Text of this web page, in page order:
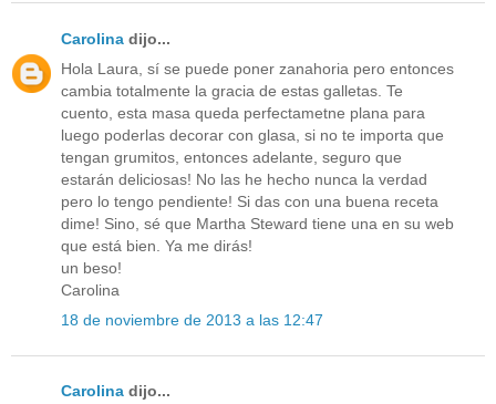
Carolina dijo...
Hola Laura, sí se puede poner zanahoria pero entonces
cambia totalmente la gracia de estas galletas. Te
cuento, esta masa queda perfectametne plana para
luego poderlas decorar con glasa, si no te importa que
tengan grumitos, entonces adelante, seguro que
estarán deliciosas! No las he hecho nunca la verdad
pero lo tengo pendiente! Si das con una buena receta
dime! Sino, sé que Martha Steward tiene una en su web
que está bien. Ya me dirás!
un beso!
Carolina
18 de noviembre de 2013 a las 12:47
Carolina dijo...